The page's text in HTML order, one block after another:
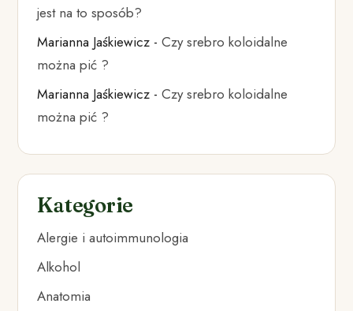
jest na to sposób?
Marianna Jaśkiewicz -Czy srebro koloidalne
można pić ?
Marianna Jaśkiewicz -Czy srebro koloidalne
można pić ?
Kategorie
Alergie i autoimmunologia
Alkohol
Anatomia